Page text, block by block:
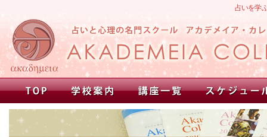
占いを学